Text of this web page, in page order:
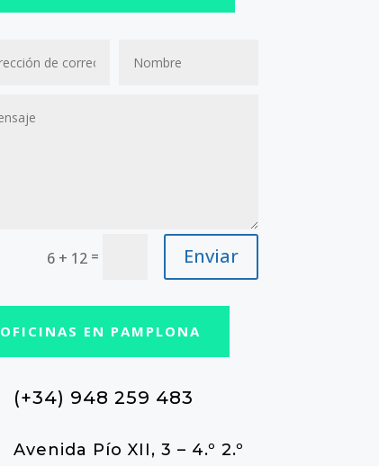
6 + 12 = Enviar
OFICINAS EN PAMPLONA
(+34) 948 259 483
Avenida Pío XII, 3 – 4.º 2.º